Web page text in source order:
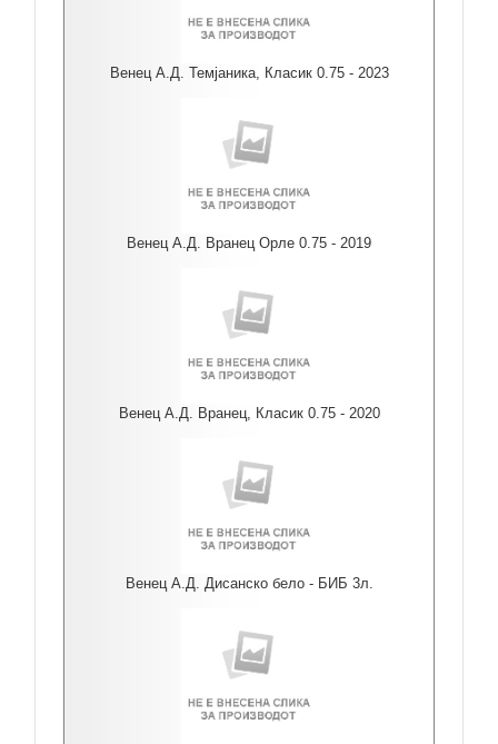
Венец А.Д. Темјаника, Класик 0.75 - 2023
Венец А.Д. Вранец Орле 0.75 - 2019
Венец А.Д. Вранец, Класик 0.75 - 2020
Венец А.Д. Дисанско бело - БИБ 3л.